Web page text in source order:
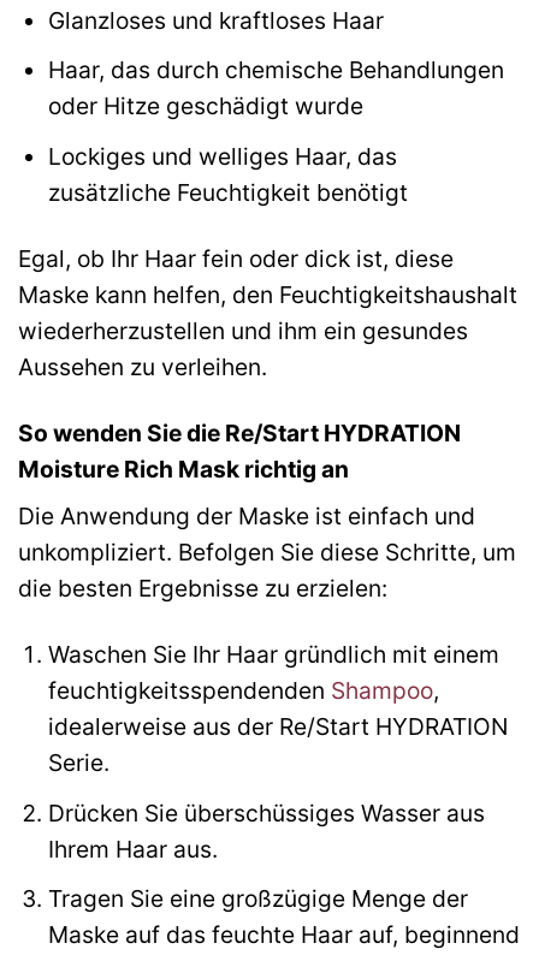
Glanzloses und kraftloses Haar
Haar, das durch chemische Behandlungen
oder Hitze geschädigt wurde
Lockiges und welliges Haar, das
zusätzliche Feuchtigkeit benötigt
Egal, ob Ihr Haar fein oder dick ist, diese
Maske kann helfen, den Feuchtigkeitshaushalt
wiederherzustellen und ihm ein gesundes
Aussehen zu verleihen.
So wenden Sie die Re/Start HYDRATION
Moisture Rich Mask richtig an
Die Anwendung der Maske ist einfach und
unkompliziert. Befolgen Sie diese Schritte, um
die besten Ergebnisse zu erzielen:
Waschen Sie Ihr Haar gründlich mit einem
feuchtigkeitsspendenden Shampoo,
idealerweise aus der Re/Start HYDRATION
Serie.
Drücken Sie überschüssiges Wasser aus
Ihrem Haar aus.
Tragen Sie eine großzügige Menge der
Maske auf das feuchte Haar auf, beginnend